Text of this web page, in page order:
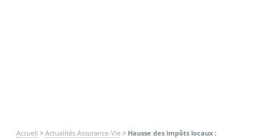
Accueil > Actualités Assurance-Vie> Hausse des impôts locaux :